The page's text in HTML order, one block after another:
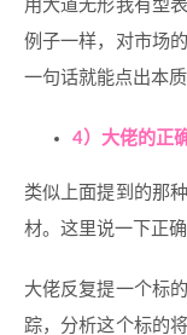
用大道无形我有型
例子一样，对市场
一句话就能点出本质
4）大佬的正
类似上面提到的那
材。这里说一下正确
大佬反复提一个标
踪，分析这个标的